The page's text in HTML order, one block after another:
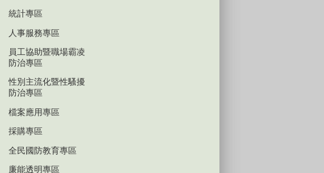
統計專區
人事服務專區
員工協助暨職場霸凌
防治專區
性別主流化暨性騷擾
防治專區
檔案應用專區
採購專區
全民國防教育專區
廉能透明專區